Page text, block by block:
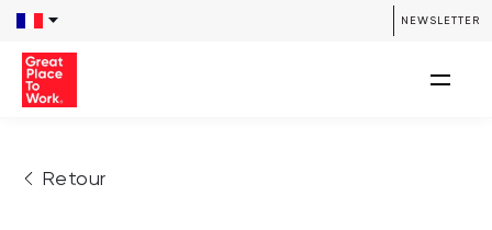
NEWSLETTER
Retour